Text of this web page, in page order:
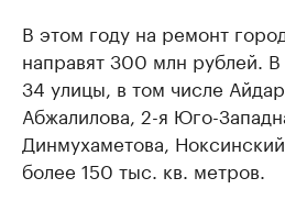
В этом году на ремонт
направят 300 млн рублей.
34 улицы, в том числе
Абжалилова, 2-я Юго-
Динмухаметова,
более 150 тыс. кв. метров.